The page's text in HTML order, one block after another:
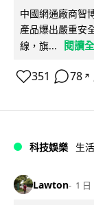
中國網通廠商智
產品爆出嚴重安
線，旗...
閱讀
351 78 ↗
科技娛樂 生
Lawton 1 日